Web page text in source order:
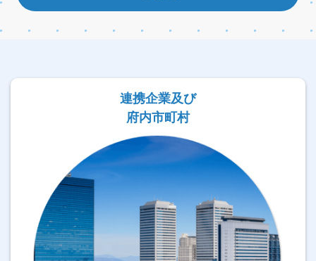
連携企業及び
府内市町村